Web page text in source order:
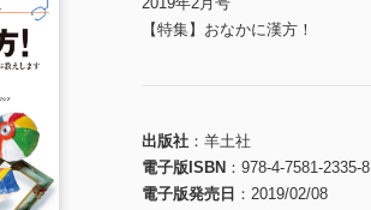
【特集】おなかに漢方！
出版社
羊土社
電子版ISBN
978-4-7581-2335-8
電子版発売日
2019/02/08